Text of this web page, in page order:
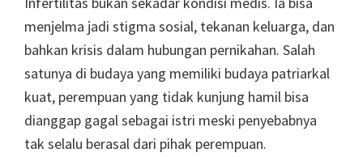
menjelma jadi stigma sosial, tekanan keluarga, dan
bahkan krisis dalam hubungan pernikahan. Salah
satunya di budaya yang memiliki budaya patriarkal
kuat, perempuan yang tidak kunjung hamil bisa
dianggap gagal sebagai istri meski penyebabnya
tak selalu berasal dari pihak perempuan.